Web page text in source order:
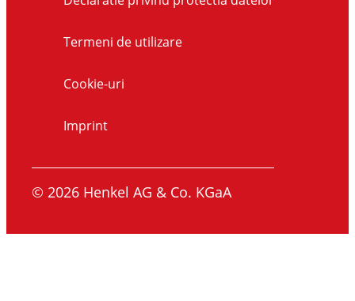
Termeni de utilizare
Cookie-uri
Imprint
© 2026 Henkel AG & Co. KGaA